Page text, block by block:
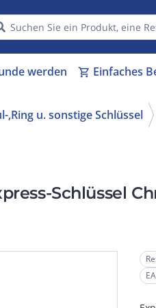
werden shopping_cart Einfaches
,Ring u. sonstige Schlüssel
Schlüssel